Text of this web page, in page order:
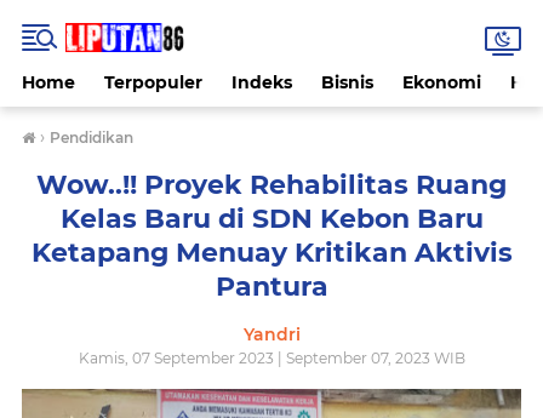
Home Terpopuler Indeks Bisnis Ekonomi
› Pendidikan
Wow..!! Proyek Rehabilitas Ruang
Kelas Baru di SDN Kebon Baru
Ketapang Menuay Kritikan Aktivis
Pantura
Yandri
Kamis, 07 September 2023 | September 07, 2023 WIB